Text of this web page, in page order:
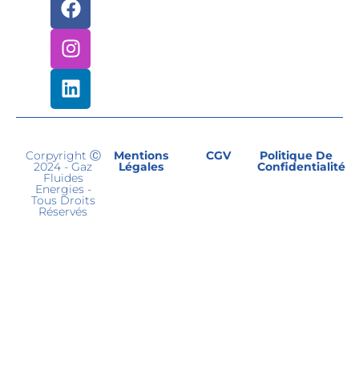
Corpyright Ⓒ
2024 - Gaz
Fluides
Energies -
Tous Droits
Réservés
Mentions
Légales
CGV Politique De
Confidentialité